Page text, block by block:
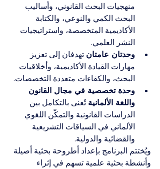
منهجيات البحث القانوني، وأساليب
البحث الكمي والنوعي، والكتابة
الأكاديمية المتخصصة، واستراتيجيات
النشر العلمي.
وحدتان عامتان تهدفان إلى تعزيز
مهارات القيادة الأكاديمية، وأخلاقيات
البحث، والكفاءات متعددة التخصصات.
وحدة تخصصية في مجال القانون
واللغة الألمانية تُعنى بالتكامل بين
الدراسات القانونية والتمكّن اللغوي
الألماني في السياقات التشريعية
والقضائية والدولية.
ويُختتم البرنامج بإعداد أطروحة بحثية أصيلة
وأنشطة بحثية علمية تسهم في إثراء